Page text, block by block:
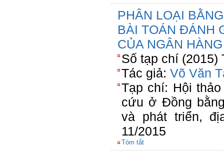
PHÂN LOẠI
BÀI TOÁN ĐÁNH
CỦA NGÂN HÀNG
Số tạp chí (2015)
Tác giả: Võ Văn
Tạp chí: Hội
cứu ở Đồng
và phát triển,
11/2015
Tóm tắt